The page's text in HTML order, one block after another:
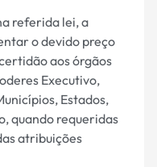
referida lei, a
o devido preço
aos órgãos
Executivo,
Estados,
quando requeridas
atribuições